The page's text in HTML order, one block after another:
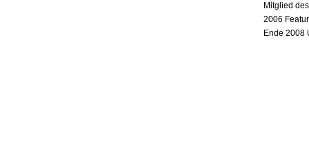
Mitglied
2006
Ende 2008